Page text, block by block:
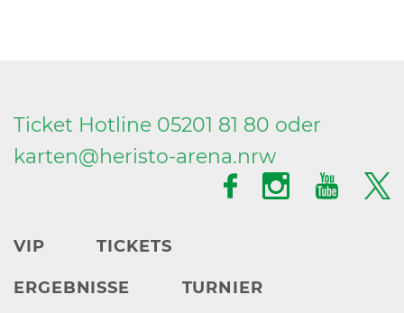
Ticket Hotline 05201 81 80 oder
karten@heristo-arena.nrw
VIP TICKETS
ERGEBNISSE TURNIER